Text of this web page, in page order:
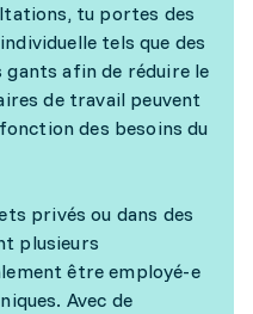
tu portes des
tels que des
gants afin de réduire le
de travail peuvent
des besoins du
privés ou dans des
plusieurs
être employé-e
Avec de